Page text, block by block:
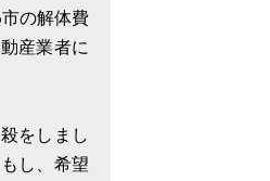
の解体費
産業者に
をしまし
し、希望